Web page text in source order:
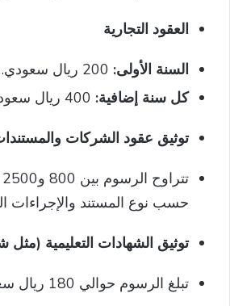
العقود التجارية
السنة الأولى:
كل سنة إضافية:
توثيق عقود الشركات
حسب نوع المستند والإجراءات
توثيق الشهادات التعليمية (مثل
تبلغ الرسوم حوالي 180 ريال سعودي.